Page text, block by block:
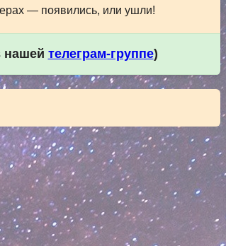
— появились, или ушли!
нашей телеграм-группе)